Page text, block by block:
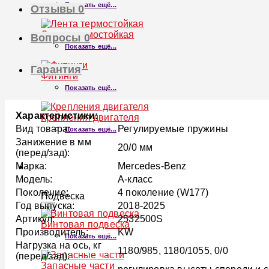
Показать ещё...
Лента термостойкая
Показать ещё...
Фитинги
Показать ещё...
Крепления двигателя
Показать ещё...
ПОДВЕСКА
Подвеска
×
Винтовая подвеска
Показать ещё...
Запасные части
Отзывы0
Вопросы 0
Гарантия
Характеристики:
Вид товара:
Регулируемые пружины
Занижение в мм
(перед/зад):
20/0 мм
Марка:
Mercedes-Benz
Модель:
A-класс
Поколение:
4 поколение (W177)
Год выпуска:
2018-2025
Артикул:
2532500S
Производитель:
KW
Нагрузка на ось, кг
(перед/зад):
1180/985, 1180/1055, 0/0